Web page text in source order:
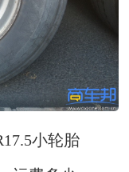
小轮胎